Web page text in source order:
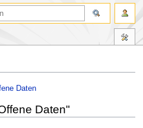
Daten
Daten"